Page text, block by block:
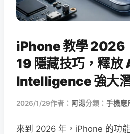
iPhone 教學 2026
19 隱藏技巧，釋放
Intelligence 強大
2026/1/29作者： 阿湯分類： 手機應
來到 2026 年，iPhone 的功